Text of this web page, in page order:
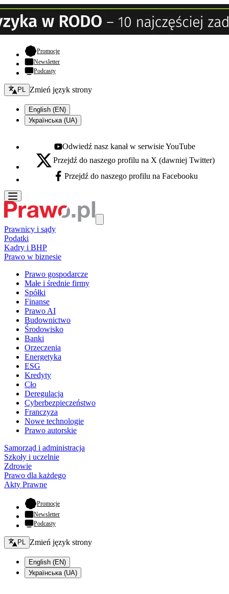
Promocje- otwiera się w nowej karcie
Newsletter
Podcasty
Zmień język - bieżący:
PL Zmień język strony
English (EN)
Українська (UA)
Youtube - otwiera się w nowej karcie
Odwiedź nasz kanał w serwisie YouTube
X - otwiera się w nowej karcie
Przejdź do naszego profilu na X (dawniej Twitter)
Facebook - otwiera się w nowej karcie
Przejdź do naszego profilu na Facebooku
Prawnicy i sądy
Podatki
Kadry i BHP
Prawo w biznesie
Prawo gospodarcze
Małe i średnie firmy
Spółki
Finanse
Prawo AI
Budownictwo
Środowisko
Banki
Orzeczenia
Energetyka
ESG
Kredyty
Cło
Deregulacja
Cyberbezpieczeństwo
Franczyza
Nowe technologie
Prawo autorskie
Samorząd i administracja
Szkoły i uczelnie
Zdrowie
Prawo dla każdego
Akty Prawne
Promocje- otwiera się w nowej karcie
Newsletter
Podcasty
Zmień język - bieżący:
PL Zmień język strony
English (EN)
Українська (UA)